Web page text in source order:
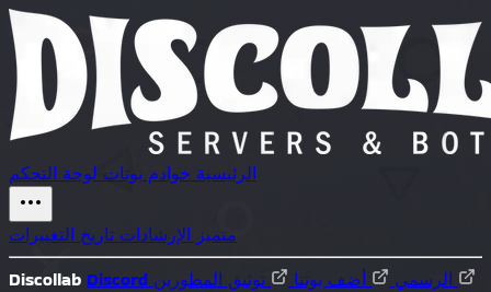
الرئيسية خوادم بوتات لوحة التحكم
متميز الإرشادات تاريخ التغييرات
Discollab
Discord الرسمي أضف بوتنا